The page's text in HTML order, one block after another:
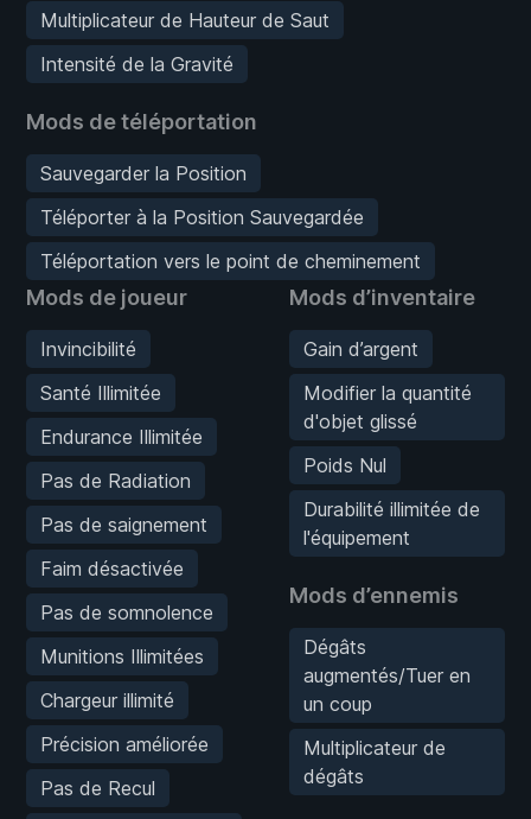
Multiplicateur de Hauteur de Saut
Intensité de la Gravité
Mods de téléportation
Sauvegarder la Position
Téléporter à la Position Sauvegardée
Téléportation vers le point de cheminement
Mods de joueur
Invincibilité
Santé Illimitée
Endurance Illimitée
Pas de Radiation
Pas de saignement
Faim désactivée
Pas de somnolence
Munitions Illimitées
Chargeur illimité
Précision améliorée
Pas de Recul
Mods d’inventaire
Gain d’argent
Modifier la quantité
d'objet glissé
Poids Nul
Durabilité illimitée de
l'équipement
Mods d’ennemis
Dégâts
augmentés/Tuer en
un coup
Multiplicateur de
dégâts